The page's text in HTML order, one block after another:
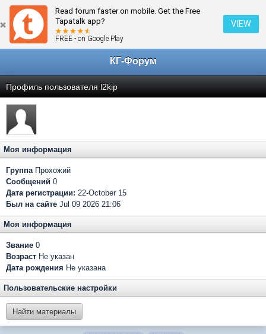
Read forum faster on mobile. Get the Free
Tapatalk app?
FREE - on Google Play
VIEW
← Главная
КГ-Форум
Профиль пользователя l2kip
Моя информация
ГруппаПрохожий
Сообщений 0
Дата регистрации: 22-October 15
Был на сайте Jul 09 2026 21:06
Моя информация
Звание 0
Возраст Не указан
Дата рождения Не указана
Пользовательские настройки
Найти материалы